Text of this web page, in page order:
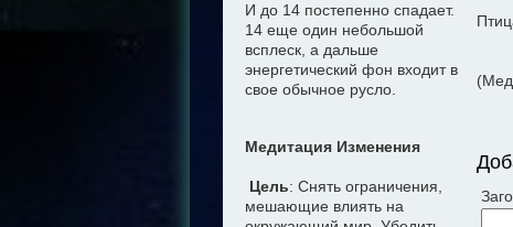
И до 14 постепенно спадает.
14 еще один небольшой
всплеск, а дальше
энергетический фон входит в
свое обычное русло.
Медитация Изменения
Цель: Снять ограничения,
мешающие влиять на